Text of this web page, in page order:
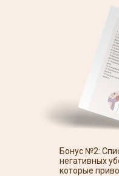
Бонус №2:
негативных
которые